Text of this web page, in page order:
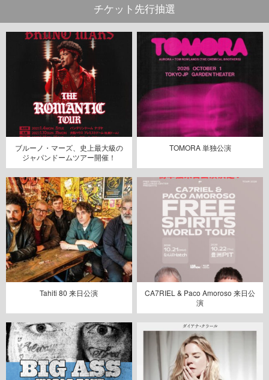
チケット先行抽選
ブルーノ・マーズ、史上最大級の
ジャパンドームツアー開催！
TOMORA 単独公演
Tahiti 80 来日公演
CA7RIEL & Paco Amoroso 来日公
演